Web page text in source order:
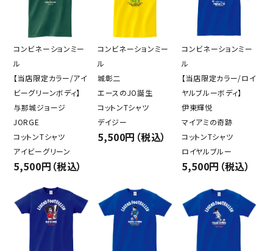
コンビネーションミー
ル
【当店限定カラー/アイ
ビーグリーンボディ】
与那城ジョージ
JORGE
コットンTシャツ
アイビーグリーン
5,500円（税込）
コンビネーションミー
ル
城彰二
エースのJO誕生
コットンTシャツ
デイジー
5,500円（税込）
コンビネーションミー
ル
【当店限定カラー/ロイ
ヤルブルーボディ】
伊東輝悦
マイアミの奇跡
コットンTシャツ
ロイヤルブルー
5,500円（税込）